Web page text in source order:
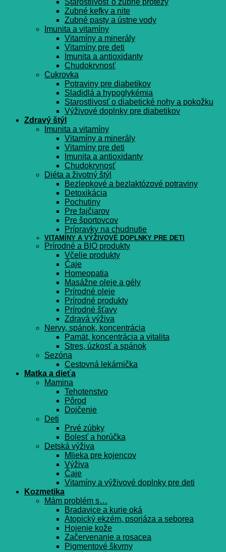
Starostlivosť o zubné protézy
Zubné kefky a nite
Zubné pasty a ústne vody
Imunita a vitamíny
Vitamíny a minerály
Vitamíny pre deti
Imunita a antioxidanty
Chudokrvnosť
Cukrovka
Potraviny pre diabetikov
Sladidlá a hypoglykémia
Starostlivosť o diabetické nohy a pokožku
Výživové doplnky pre diabetikov
Zdravý štýl
Imunita a vitamíny
Vitamíny a minerály
Vitamíny pre deti
Imunita a antioxidanty
Chudokrvnosť
Diéta a životný štýl
Bezlepkové a bezlaktózové potraviny
Detoxikácia
Pochutiny
Pre fajčiarov
Pre športovcov
Prípravky na chudnutie
VITAMÍNY A VÝŽIVOVÉ DOPLNKY PRE DETI
Prírodné a BIO produkty
Včelie produkty
Čaje
Homeopatia
Masážne oleje a gély
Prírodné oleje
Prírodné produkty
Prírodné šťavy
Zdravá výživa
Nervy, spánok, koncentrácia
Pamät, koncentrácia a vitalita
Stres, úzkosť a spánok
Sezóna
Cestovná lekárnička
Matka a dieťa
Mamina
Tehotenstvo
Pôrod
Dojčenie
Deti
Prvé zúbky
Bolesť a horúčka
Detská výživa
Mlieka pre kojencov
Výživa
Čaje
Vitamíny a výživové doplnky pre deti
Kozmetika
Mám problém s…
Bradavice a kurie oká
Atopický ekzém, psoriáza a seborea
Hojenie kože
Začervenanie a rosacea
Pigmentové škvrny